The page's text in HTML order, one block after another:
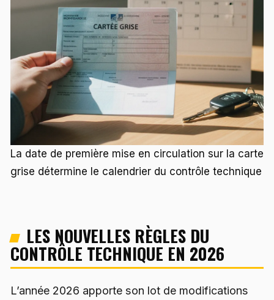
La date de première mise en circulation sur la carte
grise détermine le calendrier du contrôle technique
LES NOUVELLES RÈGLES DU
CONTRÔLE TECHNIQUE EN 2026
L’année 2026 apporte son lot de modifications